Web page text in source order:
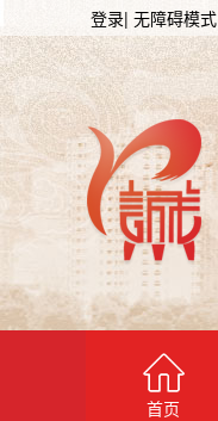
登录| 无障碍模式
首页